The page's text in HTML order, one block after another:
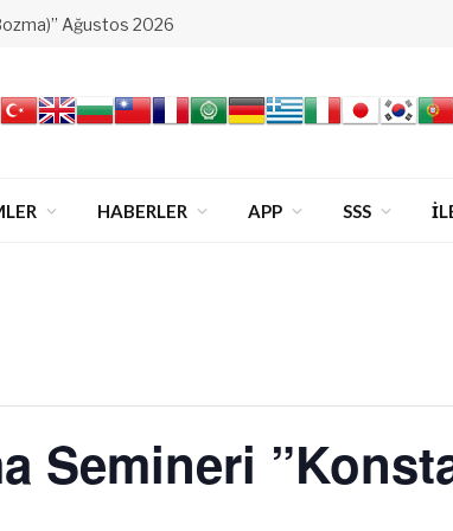
Ağustos 2026
HABERLER APP SSS
Semineri